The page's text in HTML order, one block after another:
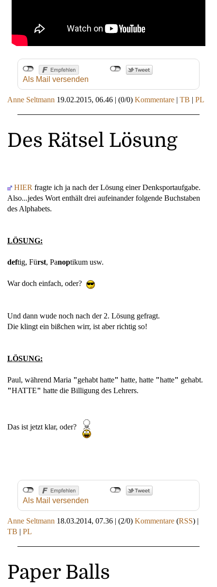
Als Mail versenden
Anne Seltmann 19.02.2015, 06.46 | (0/0) Kommentare | TB | PL
Des Rätsel Lösung
HIER fragte ich ja nach der Lösung einer Denksportaufgabe.
Also...jedes Wort enthält drei aufeinander folgende Buchstaben
des Alphabets.
LÖSUNG:
deftig, Fürst, Panoptikum usw.
War doch einfach, oder?
Und dann wude noch nach der 2. Lösung gefragt.
Die klingt ein bißchen wirr, ist aber richtig so!
LÖSUNG:
Paul, während Maria "gehabt hatte" hatte, hatte "hatte" gehabt.
"HATTE" hatte die Billigung des Lehrers.
Das ist jetzt klar, oder?
Als Mail versenden
Anne Seltmann 18.03.2014, 07.36 | (2/0) Kommentare (RSS) |
TB | PL
Paper Balls